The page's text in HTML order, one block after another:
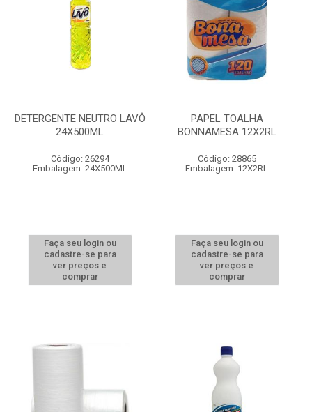
DETERGENTE NEUTRO LAVÔ
24X500ML
Código: 26294
Embalagem: 24X500ML
Faça seu login ou
cadastre-se para
ver preços e
comprar
PAPEL TOALHA
BONNAMESA 12X2RL
Código: 28865
Embalagem: 12X2RL
Faça seu login ou
cadastre-se para
ver preços e
comprar